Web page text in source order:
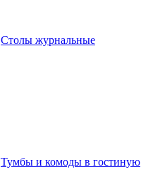
Столы журнальные
Тумбы и комоды в гостиную